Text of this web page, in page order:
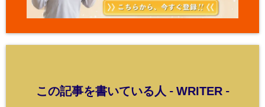
この記事を書いている人 - WRITER-